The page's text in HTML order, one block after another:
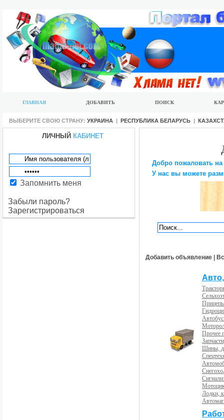
ГЛАВНАЯ ДОБАВИТЬ ПОИСК
ВЫБЕРИТЕ СВОЮ СТРАНУ: УКРАИНА | РЕСПУБЛИКА БЕЛАРУСЬ |
ЛИЧНЫЙ КАБИНЕТ
Запомнить меня
Забыли пароль?
Зарегистрироваться
Добро пожаловать
У нас вы можете
Добавить объявление |
Прочее
Шины,
Лодки,